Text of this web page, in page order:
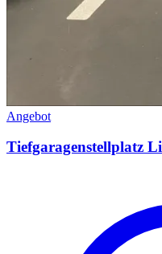
Angebot
Tiefgaragenstellplatz